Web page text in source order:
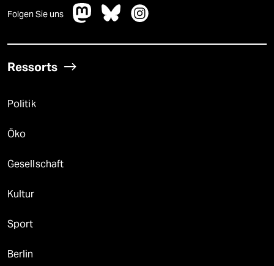
Folgen Sie uns
Ressorts
Politik
Öko
Gesellschaft
Kultur
Sport
Berlin